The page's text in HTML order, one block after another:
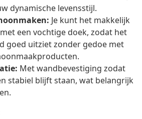
dynamische levensstijl.
Je kunt het makkelijk
een vochtige doek, zodat het
goed uitziet zonder gedoe met
Met wandbevestiging zodat
stabiel blijft staan, wat belangrijk